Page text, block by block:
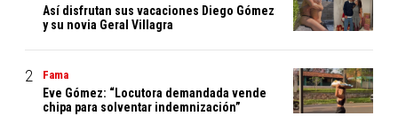
Así disfrutan sus vacaciones Diego Gómez
y su novia Geral Villagra
Fama
Eve Gómez: “Locutora demandada vende
chipa para solventar indemnización”